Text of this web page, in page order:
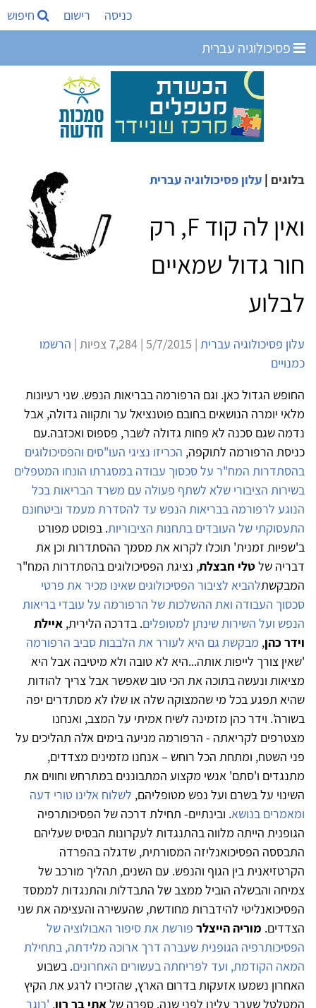
כניסה רישום חיפוש
פסיכולוגיה עברית
בלוגים | עלון פסיכולוגיה עברית
ואין לה קוד F, רק
חור גדול שמאיים
לבלוע
עלון פסיכולוגיה עברית | 5/7/2015 | 7,284 צפיות |
הרשמו
כמנויים
החופש הגדול כאן. וגם הרפורמה בבריאות הנפש. שני רעיונות
מלאי יומרה הנושאים בחובם פוטנציאל ער ותקווה גדולה, אבל
נדמה שגם סכנה לא פחות גדולה לשבר, פספוס ואכזבה.עם
כניסת הרפורמה לתוקפה, הכריזו נציגי העו"סים והפסיכולוגים
בהסתדרות המח"ר על סכסוך עבודה במסגרתו הונחו המטפלים
בשירות הציבורי שלא לשתף פעולה עם משרד הבריאות בכל
הנוגע לרפורמה בבריאות הנפש עד להסדרת מעמד וביטחונם
התעסוקתי של העובדים בתחנות הציבוריות. בפוסט מפורט
ב'שפיות זמנית' תוכלו לקרוא את מסמך ההסתדרות וכן את
דבריה שלטלי חבצלת, נציגת הפסיכולוגים בהסתדרות המח"ר
המבקשתלהביא לציבור הפסיכולוגים שאינו מכיר את פרטי
סכסוך העבודה ואת ההשלכות של הרפורמה על עובדי בריאות
הנפש ועל השירות שינתן למטופלים. בדרכה הלירית, איילת
וידר כהן, מבקשת גם היא לעורר את הלבבות סביב הרפורמה
'שאין צורך לייפות אותה...היא לא טובה ולא מיטיבה אבל היא
מציאות ונעשה בתוכה את הכי טוב שאפשר אבל צריך להודות
שהיא תפגע בכל מי שהמצוקה שלה או שלו לא מסתדרים יפה
בשורה'. וידר כהן מזמינה לשיח אמיתי על המצב, ואנחנו
מצטרפים לקריאתה - הרפורמה מניעה בימים אלה תהליכים על
פני השטח, ומתחת הכל רוחש – אנחנו מזמינים מצדדים,
מתנגדים ו'סתם' אנשי מקצוע המתבוננים במתרחש וחווים את
השינוי על בשרם ועל נפש מטופליהם, לשלוח אלינו טורי דעה
ומאמרים בנושא. ובינתיים- תחילת דרכה של הפסיכותרפיה
הגופנית הייתה מלווה בהתנגדות לעקרונות הבסיס שעליהם
התבססה הפסיכואנליזה המסורתית, שדגלה בהפרדה
הקרטזיאנית בין הגוף והנפש. עם השנים, תהליך מורכב של
צמיחה והבשלה הוביל ממצב של התבדלות והתנגדות לממסד
הפסיכואנליטי להידברות מחודשת, שהעשירה והעצימה את שני
הצדדים. מוריה הייצלר פורשת את סיפור האבולוציה של
הפסיכותרפיה הגופנית שעברה דרך ארוכה מלידתה, בתחילת
המאה הקודמת, ועד לפריחתה בעשורים האחרונים. בשבוע
האחרון נשמעו אזעקות בדרום הארץ, שהזכירו לרגע את הקיץ
המטלטל שעבר עלינו לפני שנה. ספרה שלאתי בר רון, 'בוגר